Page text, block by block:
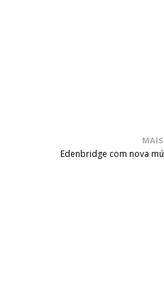
MAIS
Edenbridge com nova